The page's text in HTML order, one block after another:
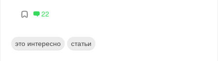
22
это интересно статьи